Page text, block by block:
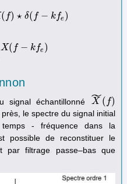
( f) ⋆ δ( f − kfe )
X( f − kfe )
signal échantillonné X
˜( f)
X~ (f )
le spectre du signal initial
- fréquence dans la
possible de reconstituer le
par filtrage passe–bas que